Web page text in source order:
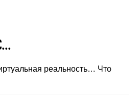
реальность… Что